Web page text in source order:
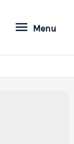
Menu
Menu